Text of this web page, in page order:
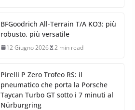
BFGoodrich All-Terrain T/A KO3: più
robusto, più versatile
12 Giugno 2026 2 min read
Pirelli P Zero Trofeo RS: il
pneumatico che porta la Porsche
Taycan Turbo GT sotto i 7 minuti al
Nürburgring